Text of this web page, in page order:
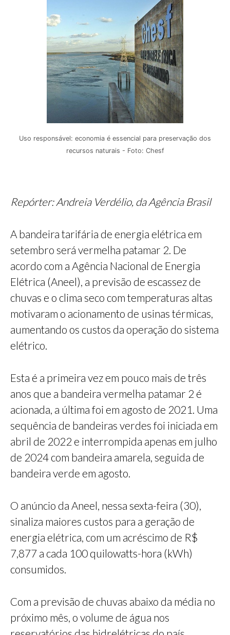
Uso responsável: economia é essencial para preservação dos
recursos naturais - Foto: Chesf
Repórter: Andreia Verdélio, da Agência Brasil
A bandeira tarifária de energia elétrica em
setembro será vermelha patamar 2. De
acordo com a Agência Nacional de Energia
Elétrica (Aneel), a previsão de escassez de
chuvas e o clima seco com temperaturas altas
motivaram o acionamento de usinas térmicas,
aumentando os custos da operação do sistema
elétrico.
Esta é a primeira vez em pouco mais de três
anos que a bandeira vermelha patamar 2 é
acionada, a última foi em agosto de 2021. Uma
sequência de bandeiras verdes foi iniciada em
abril de 2022 e interrompida apenas em julho
de 2024 com bandeira amarela, seguida de
bandeira verde em agosto.
O anúncio da Aneel, nessa sexta-feira (30),
sinaliza maiores custos para a geração de
energia elétrica, com um acréscimo de R$
7,877 a cada 100 quilowatts-hora (kWh)
consumidos.
Com a previsão de chuvas abaixo da média no
próximo mês, o volume de água nos